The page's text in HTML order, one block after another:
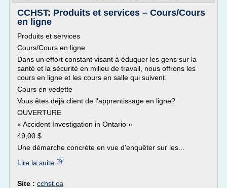
CCHST: Produits et services – Cours/Cours
en ligne
Produits et services
Cours/Cours en ligne
Dans un effort constant visant à éduquer les gens sur la
santé et la sécurité en milieu de travail, nous offrons les
cours en ligne et les cours en salle qui suivent.
Cours en vedette
Vous êtes déjà client de l'apprentissage en ligne?
OUVERTURE
« Accident Investigation in Ontario »
49,00 $
Une démarche concrète en vue d'enquêter sur les...
Lire la suite
Site : cchst.ca